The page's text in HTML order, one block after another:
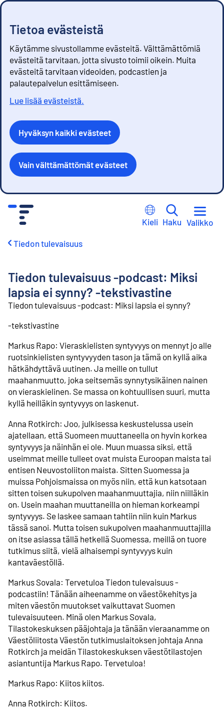
Tietoa evästeistä
Käytämme sivustollamme evästeitä. Välttämättömiä
evästeitä tarvitaan, jotta sivusto toimii oikein. Muita
evästeitä tarvitaan videoiden, podcastien ja
palautepalvelun esittämiseen.
Lue lisää evästeistä.
Hyväksyn kaikki evästeet
Vain välttämättömät evästeet
Kieli Haku Valikko
Tiedon tulevaisuus
Tiedon tulevaisuus -podcast: Miksi
lapsia ei synny? -tekstivastine
Tiedon tulevaisuus -podcast: Miksi lapsia ei synny?
-tekstivastine
Markus Rapo: Vieraskielisten syntyvyys on mennyt jo alle
ruotsinkielisten syntyvyyden tason ja tämä on kyllä aika
hätkähdyttävä uutinen. Ja meille on tullut
maahanmuutto, joka seitsemäs synnytysikäinen nainen
on vieraskielinen. Se massa on kohtuullisen suuri, mutta
kyllä heilläkin syntyvyys on laskenut.
Anna Rotkirch: Joo, julkisessa keskustelussa usein
ajatellaan, että Suomeen muuttaneella on hyvin korkea
syntyvyys ja näinhän ei ole. Muun muassa siksi, että
useimmat meille tulleet ovat muista Euroopan maista tai
entisen Neuvostoliiton maista. Sitten Suomessa ja
muissa Pohjoismaissa on myös niin, että kun katsotaan
sitten toisen sukupolven maahanmuuttajia, niin niilläkin
on. Usein maahan muuttaneilla on hieman korkeampi
syntyvyys. Se laskee samaan tahtiin niin kuin Markus
tässä sanoi. Mutta toisen sukupolven maahanmuuttajilla
on itse asiassa tällä hetkellä Suomessa, meillä on tuore
tutkimus siitä, vielä alhaisempi syntyvyys kuin
kantaväestöllä.
Markus Sovala: Tervetuloa Tiedon tulevaisuus -
podcastiin! Tänään aiheenamme on väestökehitys ja
miten väestön muutokset vaikuttavat Suomen
tulevaisuuteen. Minä olen Markus Sovala,
Tilastokeskuksen pääjohtaja ja tänään vieraanamme on
Väestöliitosta Väestön tutkimuslaitoksen johtaja Anna
Rotkirch ja meidän Tilastokeskuksen väestötilastojen
asiantuntija Markus Rapo. Tervetuloa!
Markus Rapo: Kiitos kiitos.
Anna Rotkirch: Kiitos.